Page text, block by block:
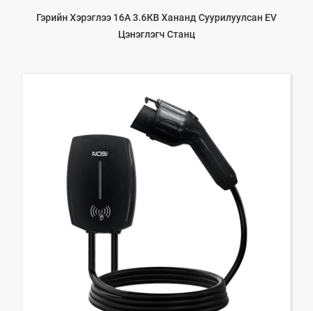
Гэрийн Хэрэглээ 16А 3.6КВ Хананд Суурилуулсан EV
Цэнэглэгч Станц